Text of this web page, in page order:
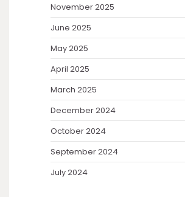
November 2025
June 2025
May 2025
April 2025
March 2025
December 2024
October 2024
September 2024
July 2024